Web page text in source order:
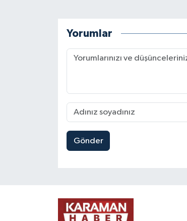
Yorumlar
Gönder